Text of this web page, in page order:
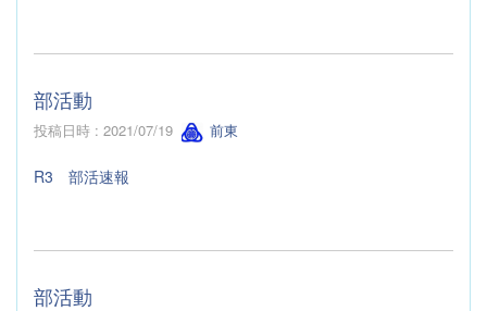
部活動
投稿日時 : 2021/07/19 前東
R3 部活速報
部活動